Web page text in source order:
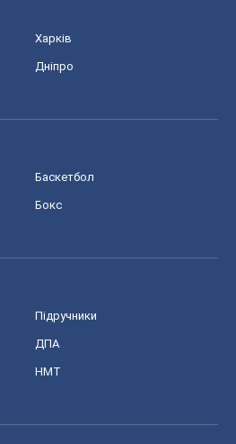
Харків
Дніпро
Баскетбол
Бокс
Підручники
ДПА
НМТ